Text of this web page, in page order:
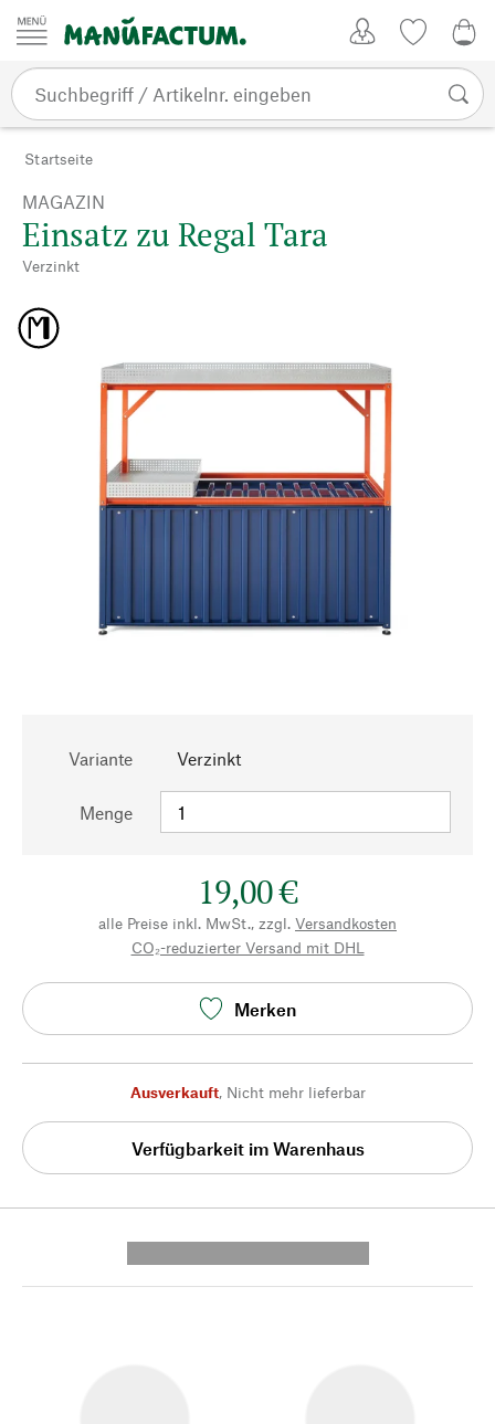
Zum Inhalt springen
Startseite
MAGAZIN
Einsatz zu Regal Tara
Verzinkt
Variante Verzinkt
Menge
19,00 €
alle Preise inkl. MwSt., zzgl. Versandkosten
CO₂-reduzierter Versand mit DHL
Merken
Ausverkauft, Nicht mehr lieferbar
Verfügbarkeit im Warenhaus